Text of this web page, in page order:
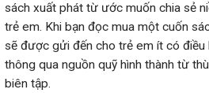
sách xuất phát từ ước muốn chia sẻ
trẻ em. Khi bạn đọc mua một cuốn
sẽ được gửi đến cho trẻ em ít có điều
thông qua nguồn quỹ hình thành từ
biên tập.